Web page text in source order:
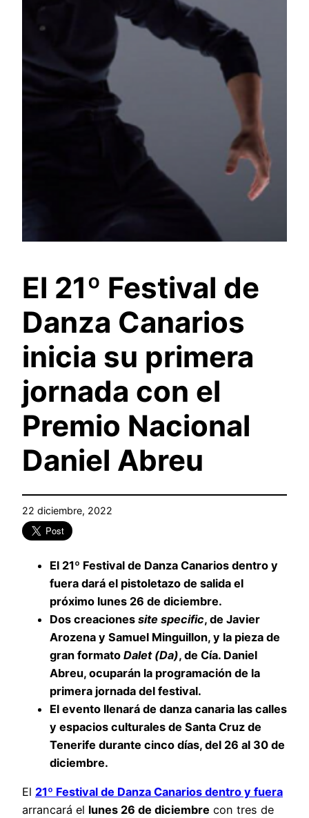
El 21º Festival de
Danza Canarios
inicia su primera
jornada con el
Premio Nacional
Daniel Abreu
22 diciembre, 2022
El 21º Festival de Danza Canarios dentro y
fuera dará el pistoletazo de salida el
próximo lunes 26 de diciembre.
Dos creaciones site specific, de Javier
Arozena y Samuel Minguillon, y la pieza de
gran formato Dalet (Da), de Cía. Daniel
Abreu, ocuparán la programación de la
primera jornada del festival.
El evento llenará de danza canaria las calles
y espacios culturales de Santa Cruz de
Tenerife durante cinco días, del 26 al 30 de
diciembre.
El 21º Festival de Danza Canarios dentro y fuera
arrancará el lunes 26 de diciembre con tres de